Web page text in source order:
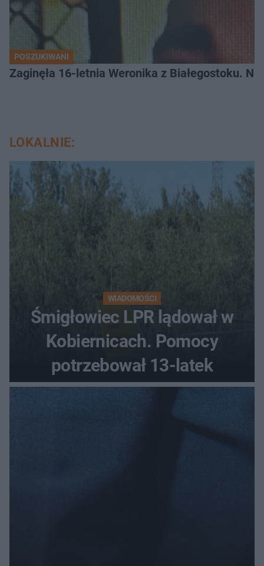
POSZUKIWANI
Zaginęła 16-letnia Weronika z Białegostoku.
LOKALNIE:
WIADOMOŚCI
Śmigłowiec LPR lądował w
Kobiernicach. Pomocy
potrzebował 13-latek